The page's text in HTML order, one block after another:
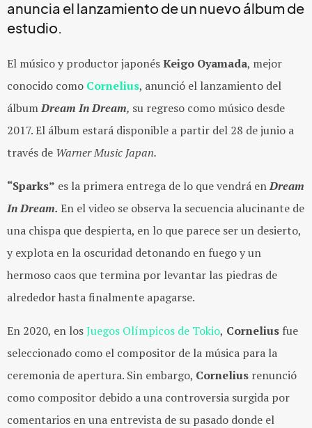
anuncia el lanzamiento de un nuevo álbum de
estudio.
El músico y productor japonésKeigo Oyamada, mejor
conocido como Cornelius, anunció el lanzamiento del
álbumDream In Dream, su regreso como músico desde
2017. El álbum estará disponible a partir del 28 de junio a
través de Warner Music Japan.
“Sparks” es la primera entrega de lo que vendrá enDream
In Dream. En el video se observa la secuencia alucinante de
una chispa que despierta, en lo que parece ser un desierto,
y explota en la oscuridad detonando en fuego y un
hermoso caos que termina por levantar las piedras de
alrededor hasta finalmente apagarse.
En 2020, en losJuegos Olímpicos de Tokio, Cornelius fue
seleccionado como el compositor de la música para la
ceremonia de apertura. Sin embargo, Cornelius renunció
como compositor debido a una controversia surgida por
comentarios en una entrevista de su pasado donde el